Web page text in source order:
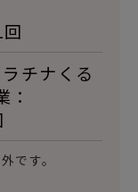
チナくる
です。